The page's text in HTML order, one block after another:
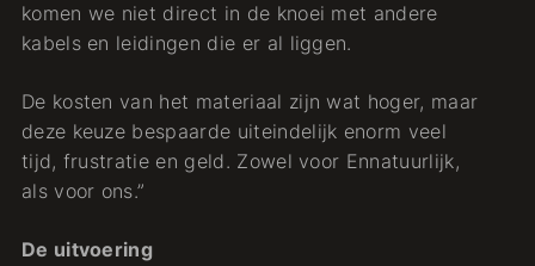
komen we niet direct in de knoei met andere
kabels en leidingen die er al liggen.
De kosten van het materiaal zijn wat hoger, maar
deze keuze bespaarde uiteindelijk enorm veel
tijd, frustratie en geld. Zowel voor Ennatuurlijk,
als voor ons.”
De uitvoering